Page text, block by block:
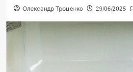
Олександр Троценко 29/06/2025